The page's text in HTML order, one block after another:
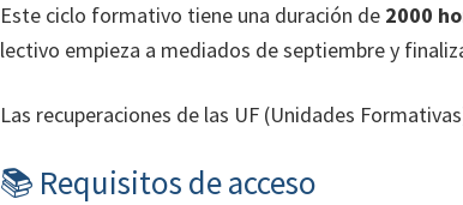
Este ciclo formativo tiene una duración de 2000
lectivo empieza a mediados de septiembre y
Las recuperaciones de las UF (Unidades
📚 Requisitos de acceso